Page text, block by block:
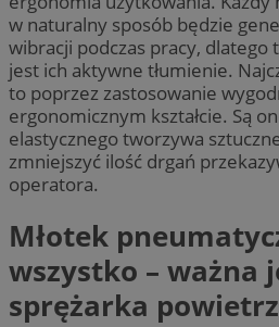
w naturalny sposób będzie
wibracji podczas pracy, dlatego
jest ich aktywne tłumienie.
to poprzez zastosowanie
ergonomicznym kształcie. Są
elastycznego tworzywa
zmniejszyć ilość drgań
operatora.
Młotek
wszystko – ważna
sprężarka